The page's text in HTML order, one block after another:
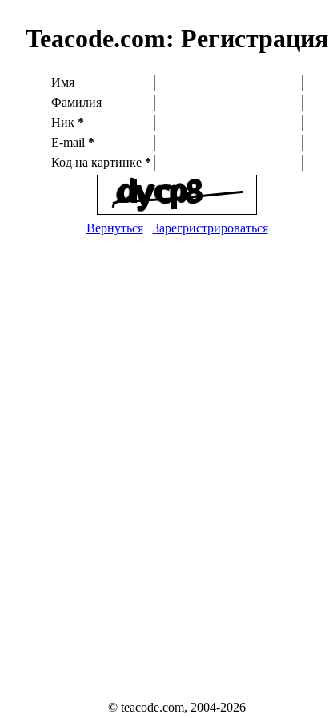
Teacode.com: Регистрация
Имя
Фамилия
Ник *
E-mail *
Код на картинке *
Вернуться Зарегристрироваться
© teacode.com, 2004-2026